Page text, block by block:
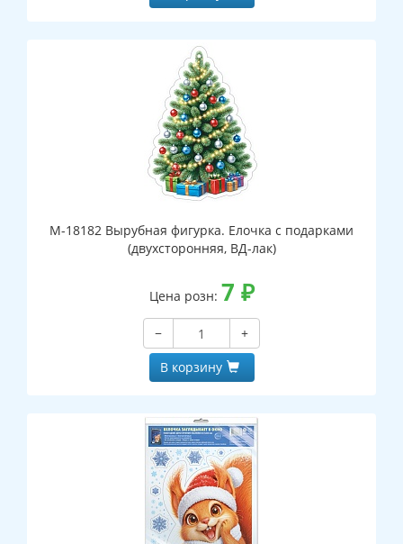
М-18182 Вырубная фигурка. Елочка с подарками
(двухсторонняя, ВД-лак)
Цена розн: 7 ₽
−
+
В корзину